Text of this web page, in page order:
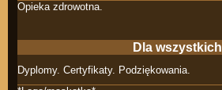
Opieka zdrowotna.
Dla wszystkich
Dyplomy. Certyfikaty. Podziękowania.